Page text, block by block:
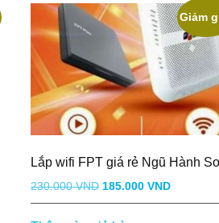
Giảm
Lắp wifi FPT giá rẻ Ngũ Hành
230.000VND Giá
gốc
185.000 VNDGiá
hiện